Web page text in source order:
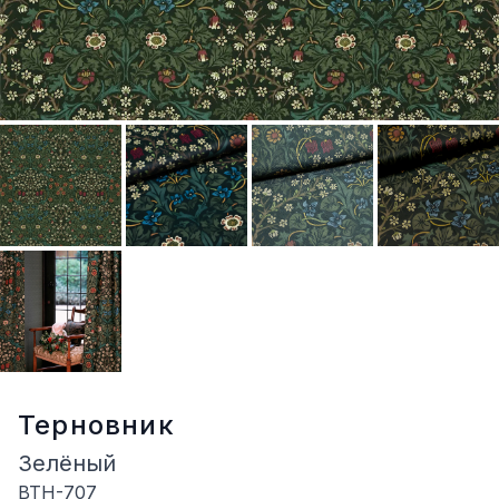
Терновник
Зелёный
BTH-707